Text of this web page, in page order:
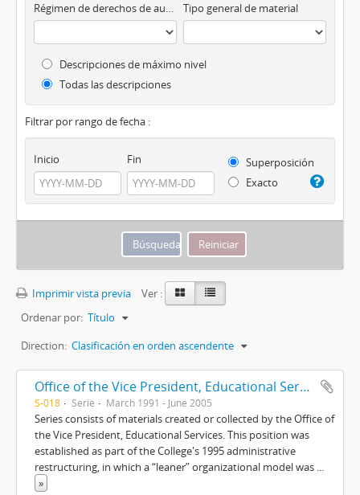
Régimen de derechos de autor Tipo general de material
Descripciones de máximo nivel
Todas las descripciones
Filtrar por rango de fecha :
Inicio Fin
Superposición
Exacto
Imprimir vista previa
Ver :
Ordenar por: Título
Direction: Clasificación en orden ascendente
Office of the Vice President, Educational Services
S-018 Serie March 1991 - June 2005
Series consists of materials created or collected by the Office of
the Vice President, Educational Services. This position was
established as part of the College's 1995 administrative
restructuring, in which a “leaner” organizational model was ...
»